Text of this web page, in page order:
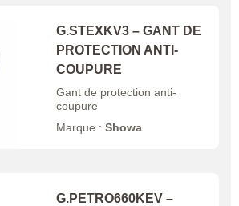
G.STEXKV3 – GANT DE
PROTECTION ANTI-
COUPURE
Gant de protection anti-
coupure
Marque :Showa
G.PETRO660KEV –